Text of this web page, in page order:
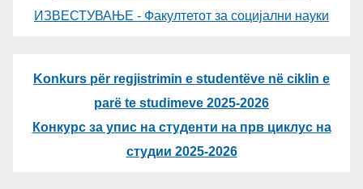
ИЗВЕСТУВАЊЕ - Факултетот за социјални науки
Konkurs për regjistrimin e studentëve në ciklin e
parë te studimeve 2025-2026
Конкурс за упис на студенти на прв циклус на
студии 2025-2026